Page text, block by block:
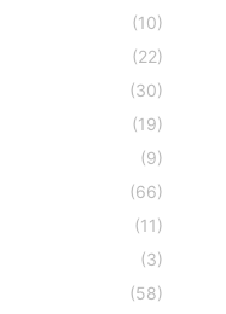
(10)
(22)
(30)
(19)
(9)
(66)
(11)
(3)
(58)